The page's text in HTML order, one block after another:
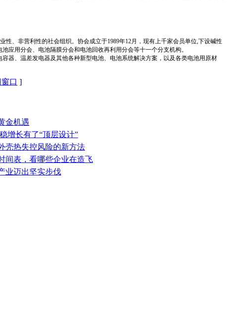
性、非营利性的社会组织。协会成立于1989年12月，现有上千家会员单位,下设碱性
应用分会、电池隔膜分会和电池回收再利用分会等十一个分支机构。
器、温差发电器及其他各种新型电池、电池系统解决方案，以及各类电池用原材
口 ]
金机遇
增长有了“顶层设计”
壳热失控风险的新方法
间表，看哪些企业在造飞
业迈出坚实步伐